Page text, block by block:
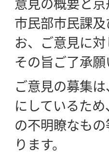
市民部市民課
お、ご意見に
その旨ご了承願
ご意見の募集
にしているた
の不明瞭なも
ります。